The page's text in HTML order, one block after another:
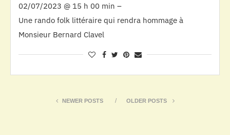
02/07/2023 @ 15 h 00 min –
Une rando folk littéraire qui rendra hommage à
Monsieur Bernard Clavel
NEWER POSTS OLDER POSTS